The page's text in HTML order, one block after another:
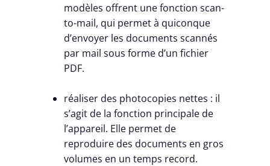
modèles offrent une fonction scan-
to-mail, qui permet à quiconque
d’envoyer les documents scannés
par mail sous forme d’un fichier
PDF.
réaliser des photocopies nettes : il
s’agit de la fonction principale de
l’appareil. Elle permet de
reproduire des documents en gros
volumes en un temps record.